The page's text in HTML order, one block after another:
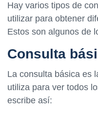
Hay varios tipos de
utilizar para obtener
Estos son algunos de
Consulta
La consulta básica es
utiliza para ver todos
escribe así: